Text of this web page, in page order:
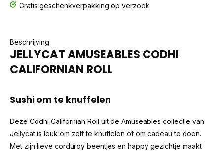
Gratis geschenkverpakking op verzoek
Beschrijving
JELLYCAT AMUSEABLES CODHI
CALIFORNIAN ROLL
Sushi om te knuffelen
Deze Codhi Californian Roll uit de Amuseables collectie van
Jellycat is leuk om zelf te knuffelen of om cadeau te doen.
Met zijn lieve corduroy beentjes en happy gezichtje maakt